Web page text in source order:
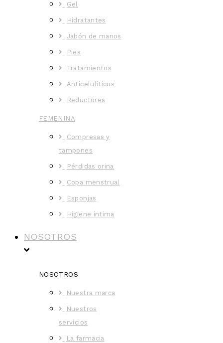
Gel
Hidratantes
Jabón de manos
Pies
Tratamientos
Anticelulíticos
Reductores
FEMENINA
Compresas y
tampones
Pérdidas orina
Copa menstrual
Esponjas
Higiene íntima
NOSOTROS
NOSOTROS
Nuestra marca
Nuestros
servicios
La farmacia